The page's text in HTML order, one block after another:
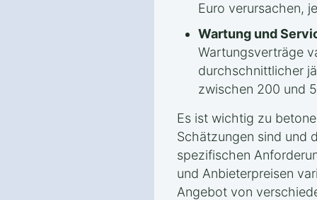
Euro verursachen,
Wartung und
Wartungsverträge
durchschnittlicher
zwischen 200 und
Es ist wichtig zu
Schätzungen sind und
spezifischen
und Anbieterpreisen
Angebot von